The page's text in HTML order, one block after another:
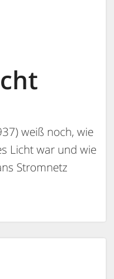
weiß noch, wie
Licht war und wie
Stromnetz